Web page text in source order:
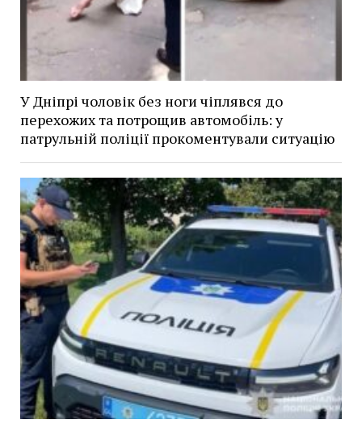
У Дніпрі чоловік без ноги чіплявся до
перехожих та потрощив автомобіль: у
патрульній поліції прокоментували ситуацію